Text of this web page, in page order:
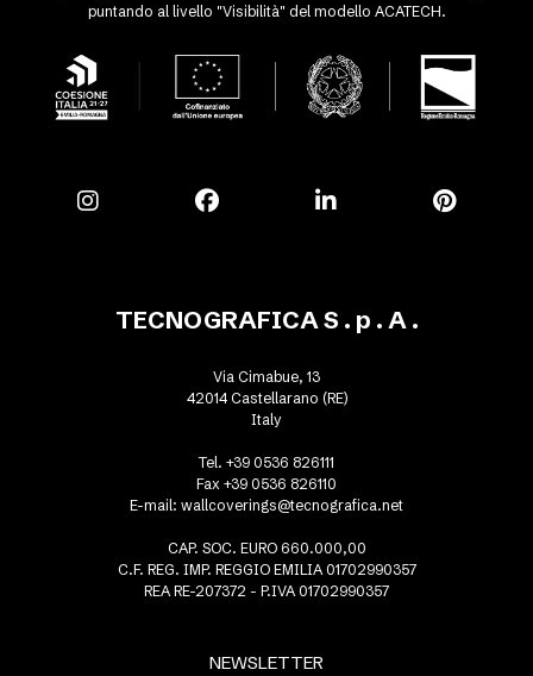
puntando al livello "Visibilità" del modello ACATECH.
NEWSLETTER
TECNOGRAFICA S . p . A .
Via Cimabue, 13
42014 Castellarano (RE)
Italy
Tel. +39 0536 826111
Fax +39 0536 826110
E-mail: wallcoverings@tecnografica.net
CAP. SOC. EURO 660.000,00
C.F. REG. IMP. REGGIO EMILIA 01702990357
REA RE-207372 - P.IVA 01702990357